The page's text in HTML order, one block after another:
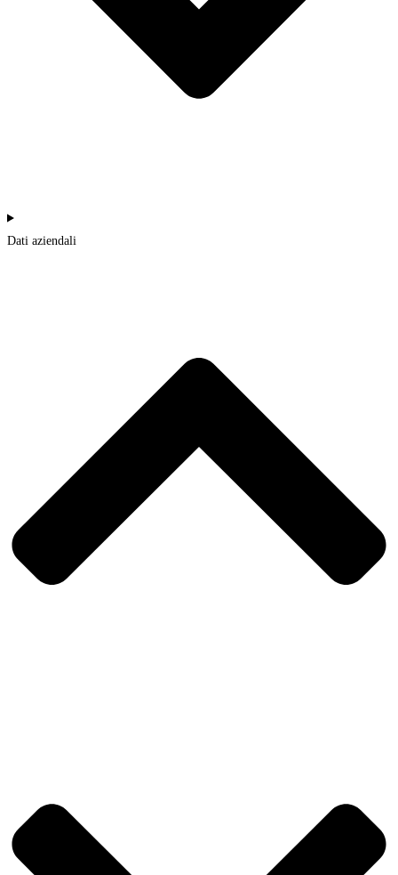
Dati aziendali